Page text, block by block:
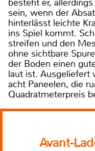
sein, wenn der
hinterlässt leichte
ins Spiel kommt.
streifen und den
ohne sichtbare
der Boden einen
laut ist. Ausgeliefert
acht Paneelen, die
Quadratmeterpreis
Avant-